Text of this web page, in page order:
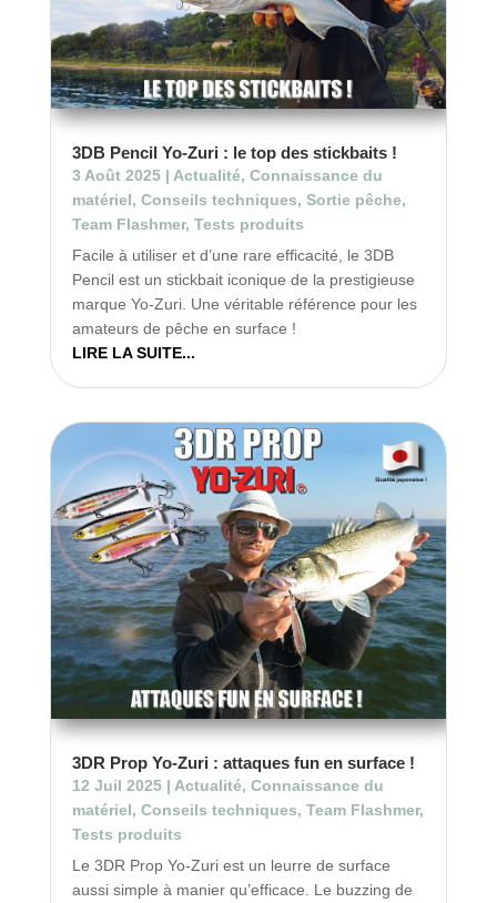
3DB Pencil Yo-Zuri : le top des stickbaits !
3 Août 2025| Actualité, Connaissance du
matériel, Conseils techniques, Sortie pêche,
Team Flashmer, Tests produits
Facile à utiliser et d’une rare efficacité, le 3DB
Pencil est un stickbait iconique de la prestigieuse
marque Yo-Zuri. Une véritable référence pour les
amateurs de pêche en surface !
LIRE LA SUITE...
3DR Prop Yo-Zuri : attaques fun en surface !
12 Juil 2025| Actualité, Connaissance du
matériel, Conseils techniques, Team Flashmer,
Tests produits
Le 3DR Prop Yo-Zuri est un leurre de surface
aussi simple à manier qu’efficace. Le buzzing de